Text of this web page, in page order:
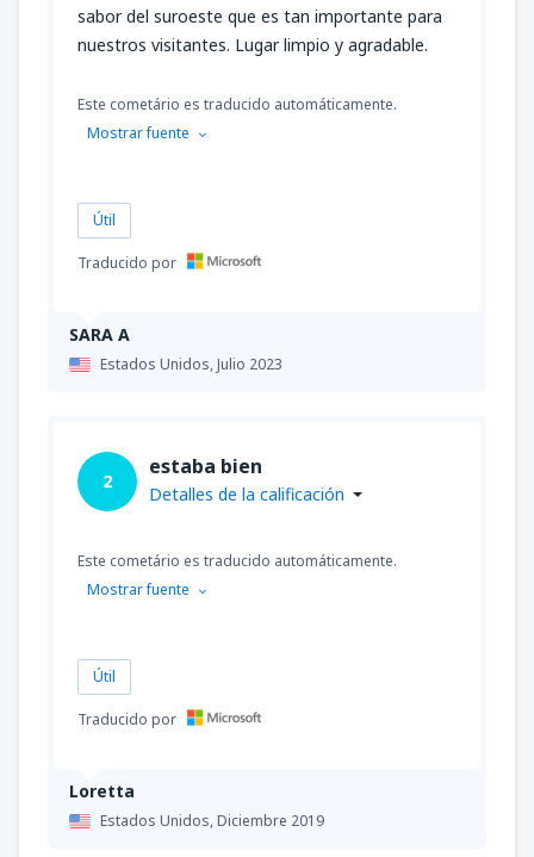
SARA A
Estados Unidos,Julio 2023
sabor del suroeste que es tan importante para
nuestros visitantes. Lugar limpio y agradable.
Este cometário es traducido automáticamente.
Mostrar fuente
Útil
Traducido por
Loretta
Estados Unidos,Diciembre 2019
2
estaba bien
Detalles de la calificación
Este cometário es traducido automáticamente.
Mostrar fuente
Útil
Traducido por